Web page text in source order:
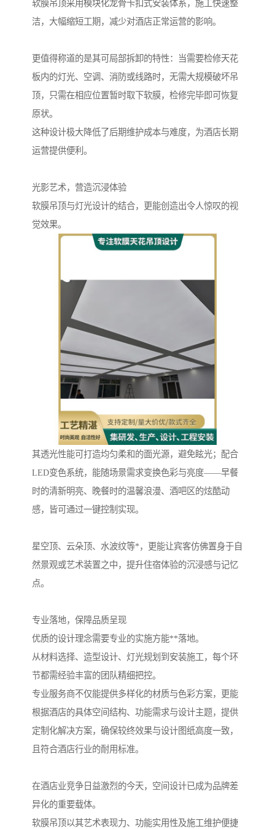
软膜吊顶采用模块化龙骨卡扣式安装体系，施工快速整
洁，大幅缩短工期，减少对酒店正常运营的影响。
更值得称道的是其可局部拆卸的特性：当需要检修天花
板内的灯光、空调、消防或线路时，无需大规模破坏吊
顶，只需在相应位置暂时取下软膜，检修完毕即可恢复
原状。
这种设计极大降低了后期维护成本与难度，为酒店长期
运营提供便利。
光影艺术，营造沉浸体验
软膜吊顶与灯光设计的结合，更能创造出令人惊叹的视
觉效果。
其透光性能可打造均匀柔和的面光源，避免眩光；配合
LED变色系统，能随场景需求变换色彩与亮度——早餐
时的清新明亮、晚餐时的温馨浪漫、酒吧区的炫酷动
感，皆可通过一键控制实现。
星空顶、云朵顶、水波纹等*，更能让宾客仿佛置身于自
然景观或艺术装置之中，提升住宿体验的沉浸感与记忆
点。
专业落地，保障品质呈现
优质的设计理念需要专业的实施方能**落地。
从材料选择、造型设计、灯光规划到安装施工，每个环
节都需经验丰富的团队精细把控。
专业服务商不仅能提供多样化的材质与色彩方案，更能
根据酒店的具体空间结构、功能需求与设计主题，提供
定制化解决方案，确保较终效果与设计图纸高度一致，
且符合酒店行业的耐用标准。
在酒店业竞争日益激烈的今天，空间设计已成为品牌差
异化的重要载体。
软膜吊顶以其艺术表现力、功能实用性及施工维护便捷